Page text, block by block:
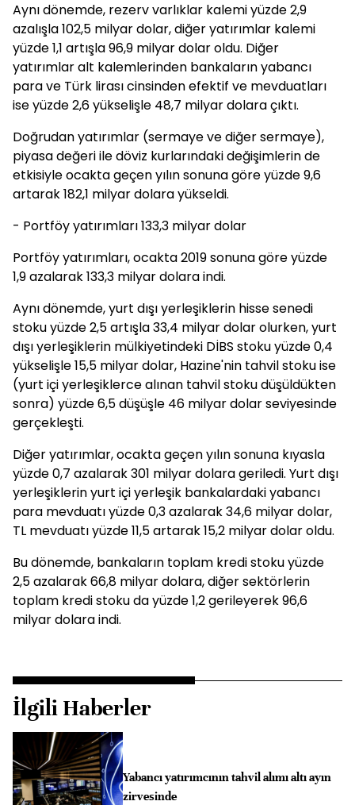
Aynı dönemde, rezerv varlıklar kalemi yüzde 2,9
azalışla 102,5 milyar dolar, diğer yatırımlar kalemi
yüzde 1,1 artışla 96,9 milyar dolar oldu. Diğer
yatırımlar alt kalemlerinden bankaların yabancı
para ve Türk lirası cinsinden efektif ve mevduatları
ise yüzde 2,6 yükselişle 48,7 milyar dolara çıktı.
Doğrudan yatırımlar (sermaye ve diğer sermaye),
piyasa değeri ile döviz kurlarındaki değişimlerin de
etkisiyle ocakta geçen yılın sonuna göre yüzde 9,6
artarak 182,1 milyar dolara yükseldi.
- Portföy yatırımları 133,3 milyar dolar
Portföy yatırımları, ocakta 2019 sonuna göre yüzde
1,9 azalarak 133,3 milyar dolara indi.
Aynı dönemde, yurt dışı yerleşiklerin hisse senedi
stoku yüzde 2,5 artışla 33,4 milyar dolar olurken, yurt
dışı yerleşiklerin mülkiyetindeki DİBS stoku yüzde 0,4
yükselişle 15,5 milyar dolar, Hazine'nin tahvil stoku ise
(yurt içi yerleşiklerce alınan tahvil stoku düşüldükten
sonra) yüzde 6,5 düşüşle 46 milyar dolar seviyesinde
gerçekleşti.
Diğer yatırımlar, ocakta geçen yılın sonuna kıyasla
yüzde 0,7 azalarak 301 milyar dolara geriledi. Yurt dışı
yerleşiklerin yurt içi yerleşik bankalardaki yabancı
para mevduatı yüzde 0,3 azalarak 34,6 milyar dolar,
TL mevduatı yüzde 11,5 artarak 15,2 milyar dolar oldu.
Bu dönemde, bankaların toplam kredi stoku yüzde
2,5 azalarak 66,8 milyar dolara, diğer sektörlerin
toplam kredi stoku da yüzde 1,2 gerileyerek 96,6
milyar dolara indi.
İlgili Haberler
Yabancı yatırımcının tahvil alımı altı ayın
zirvesinde